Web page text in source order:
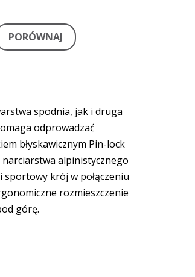
PORÓWNAJ
spodnia, jak i druga
odprowadzać
błyskawicznym Pin-lock
narciarstwa alpinistycznego
krój w połączeniu
rozmieszczenie
górę.